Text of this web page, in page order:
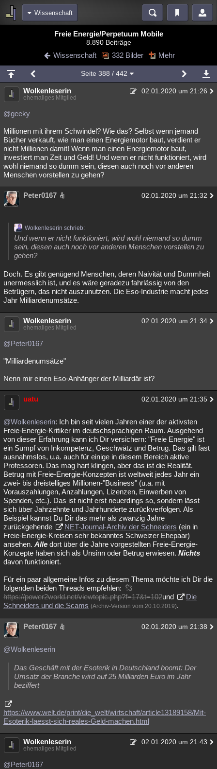
Wissenschaft
Blogs Videos
Chat Wiki Neuigkeiten
meine Rubriken
Menschen Wissenschaft Mystery Kriminalfälle
Spiritualität
Natur Umfragen Unterhaltung
weitere Rubriken
Philosophie Träume Orte Esoterik Literatur
Astronomie Helpdesk Gruppen
Musik Clash Allmystery English
Besucht Teilgenommen
Lesenswert Schlüsselwörter
Freie Energie/Perpetuum Mobile
8.890 Beiträge
Wissenschaft 332 Bilder Mehr
Seite 388 / 442
Wolkenleserin 02.01.2020 um 21:26
ehemaliges Mitglied
@geeky
Millionen mit ihrem Schwindel? Wie das? Selbst wenn jemand
Bücher verkauft, wie man einen Energiemotor baut, verdient er
nicht Millionen damit! Wenn man einen Energiemotor baut,
investiert man Zeit und Geld! Und wenn er nicht funktioniert, wird
wohl niemand so dumm sein, diesen auch noch vor anderen
Menschen vorstellen zu gehen?
Peter0167 02.01.2020 um 21:32
Wolkenleserin schrieb:
Und wenn er nicht funktioniert, wird wohl niemand so dumm
sein, diesen auch noch vor anderen Menschen vorstellen zu
gehen?
Doch. Es gibt genügend Menschen, deren Naivität und Dummheit
unermesslich ist, und es wäre geradezu fahrlässig von den
Betrügern, das nicht auszunutzen. Die Eso-Industrie macht jedes
Jahr Milliardenumsätze.
Wolkenleserin 02.01.2020 um 21:34
ehemaliges Mitglied
@Peter0167
"Milliardenumsätze"
Nenn mir einen Eso-Anhänger der Milliardär ist?
uatu 02.01.2020 um 21:35
@Wolkenleserin: Ich bin seit vielen Jahren einer der aktivsten
Freie-Energie-Kritiker im deutschsprachigen Raum. Ausgehend
von dieser Erfahrung kann ich Dir versichern: "Freie Energie" ist
ein Sumpf von Inkompetenz, Geschwätz und Betrug. Das gilt fast
ausnahmslos, u.a. auch für einige in diesem Bereich aktive
Professoren. Das mag hart klingen, aber das ist die Realität.
Betrug mit Freie-Energie-Konzepten ist weltweit jedes Jahr ein
zwei- bis dreistelliges Millionen-"Business" (u.a. mit
Vorauszahlungen, Anzahlungen, Lizenzen, Einwerben von
Spenden, etc.). Das ist nicht erst neuerdings so, sondern lässt
sich über Jahrzehnte und Jahrhunderte zurückverfolgen. Als
Beispiel kannst Du Dir das mehr als zwanzig Jahre
zurückgehende
NET-Journal-Archiv der Schneiders (ein in
Freie-Energie-Kreisen sehr bekanntes Schweizer Ehepaar)
ansehen. Alle dort über die Jahre vorgestellten Freie-Energie-
Konzepte haben sich als Unsinn oder Betrug erwiesen. Nichts
davon funktioniert.
Für ein paar allgemeine Infos zu diesem Thema möchte ich Dir die
folgenden beiden Threads empfehlen:
https://power2world.net/viewtopic.php?f=17&t=102und
Die
Schneiders und die Scams (Archiv-Version vom 20.10.2019).
Peter0167 02.01.2020 um 21:38
@Wolkenleserin
Das Geschäft mit der Esoterik in Deutschland boomt: Der
Umsatz der Branche wird auf 25 Milliarden Euro im Jahr
beziffert
https://www.welt.de/print/die_welt/wirtschaft/article13189158/Mit-
Esoterik-laesst-sich-reales-Geld-machen.html
Wolkenleserin 02.01.2020 um 21:43
ehemaliges Mitglied
@Peter0167